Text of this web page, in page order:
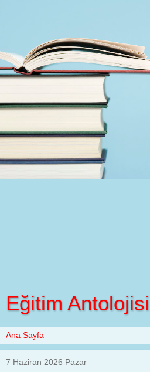
Eğitim Antolojisi
7 Haziran 2026 Pazar